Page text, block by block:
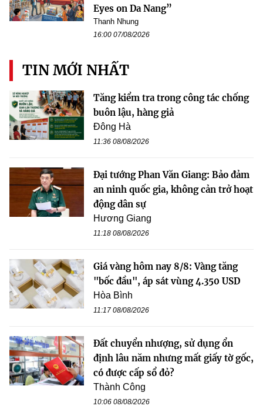
Eyes on Da Nang”
Thanh Nhung
16:00 07/08/2026
TIN MỚI NHẤT
Tăng kiểm tra trong công tác chống
buôn lậu, hàng giả
Đông Hà
11:36 08/08/2026
Đại tướng Phan Văn Giang: Bảo đảm
an ninh quốc gia, không cản trở hoạt
động dân sự
Hương Giang
11:18 08/08/2026
Giá vàng hôm nay 8/8: Vàng tăng
"bốc đầu", áp sát vùng 4.350 USD
Hòa Bình
11:17 08/08/2026
Đất chuyển nhượng, sử dụng ổn
định lâu năm nhưng mất giấy tờ gốc,
có được cấp sổ đỏ?
Thành Công
10:06 08/08/2026